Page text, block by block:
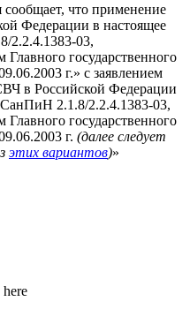
что применение
Федерации в настоящее
2.2.4.1383-03,
государственного
г.» с заявлением
в Российской Федерации
СанПиН 2.1.8/2.2.4.1383-03,
государственного
г. (далее следует
этих вариантов)»